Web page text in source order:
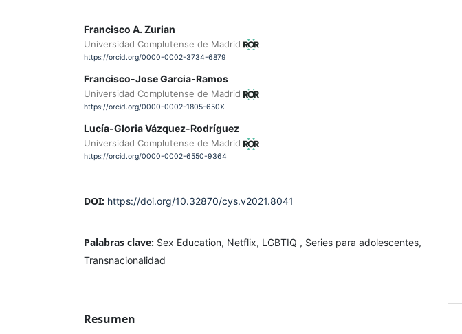
Francisco A. Zurian
Universidad Complutense de Madrid
https://orcid.org/0000-0002-3734-6879
Francisco-Jose Garcia-Ramos
Universidad Complutense de Madrid
https://orcid.org/0000-0002-1805-650X
Lucía-Gloria Vázquez-Rodríguez
Universidad Complutense de Madrid
https://orcid.org/0000-0002-6550-9364
DOI: https://doi.org/10.32870/cys.v2021.8041
Palabras clave: Sex Education, Netflix, LGBTIQ , Series para adolescentes,
Transnacionalidad
Resumen